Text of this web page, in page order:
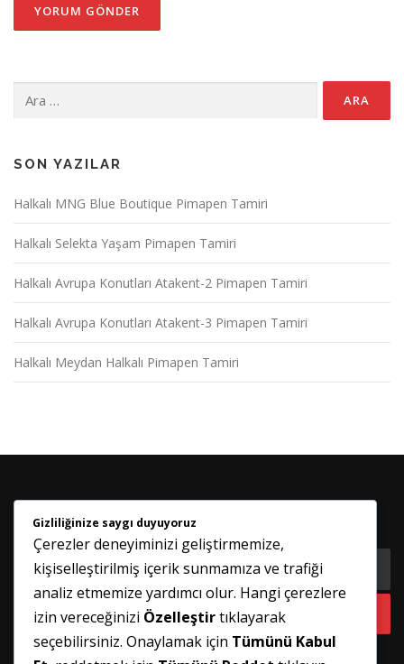
SON YAZILAR
Halkalı MNG Blue Boutique Pimapen Tamiri
Halkalı Selekta Yaşam Pimapen Tamiri
Halkalı Avrupa Konutları Atakent-2 Pimapen Tamiri
Halkalı Avrupa Konutları Atakent-3 Pimapen Tamiri
Halkalı Meydan Halkalı Pimapen Tamiri
HABER BÜLTENIMIZE KATILIN
Gizliliğinize saygı duyuyoruz
Çerezler deneyiminizi geliştirmemize,
kişiselleştirilmiş içerik sunmamıza ve trafiği
analiz etmemize yardımcı olur. Hangi çerezlere
izin vereceğinizi Özelleştirtıklayarak
seçebilirsiniz. Onaylamak için Tümünü Kabul